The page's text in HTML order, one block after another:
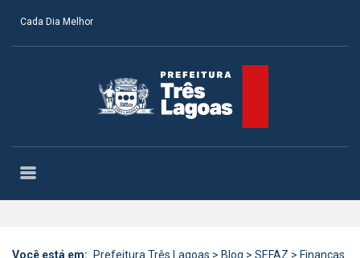
Cada Dia Melhor
Você está em: Prefeitura Três Lagoas > Blog > SEFAZ > Finanças